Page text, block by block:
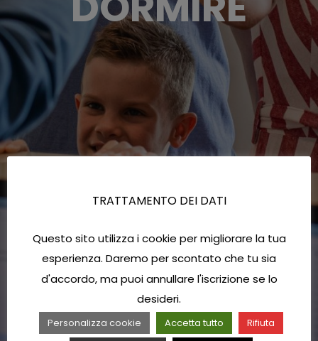
TRATTAMENTO DEI DATI
Questo sito utilizza i cookie per migliorare la tua
esperienza. Daremo per scontato che tu sia
d'accordo, ma puoi annullare l'iscrizione se lo
desideri.
Personalizza cookie Accetta tutto
Rifiuta